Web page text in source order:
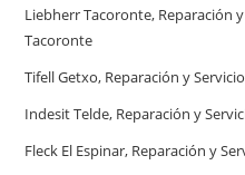
Liebherr Tacoronte, Reparación
Tacoronte
Tifell Getxo, Reparación y
Indesit Telde, Reparación y
Fleck El Espinar, Reparación y